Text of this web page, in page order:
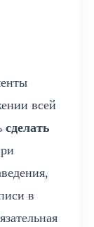
всей
сделать
в